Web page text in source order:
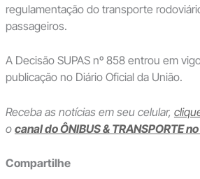
regulamentação do transporte
passageiros.
A Decisão SUPAS nº 858 entrou em
publicação no Diário Oficial da União.
Receba as notícias em seu celular,
o canal do ÔNIBUS & TRANSPORTE
Compartilhe